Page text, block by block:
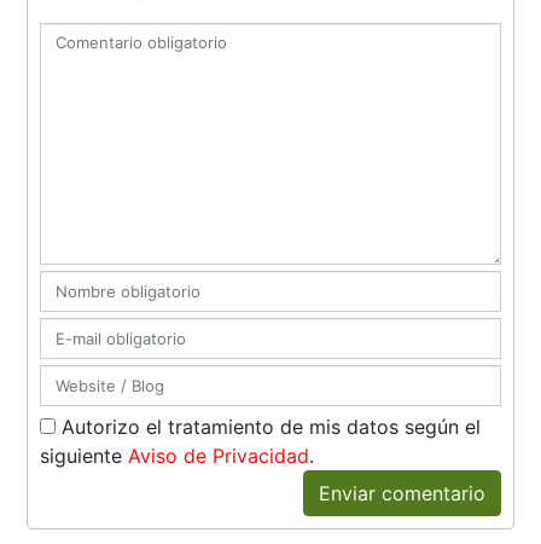
Autorizo el tratamiento de mis datos según el
siguienteAviso de Privacidad.
Enviar comentario